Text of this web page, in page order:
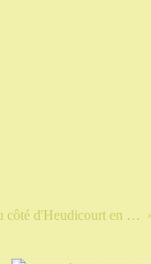
Images d'une belle balade du côté d'Heudicourt en Meuse le 16 janvier